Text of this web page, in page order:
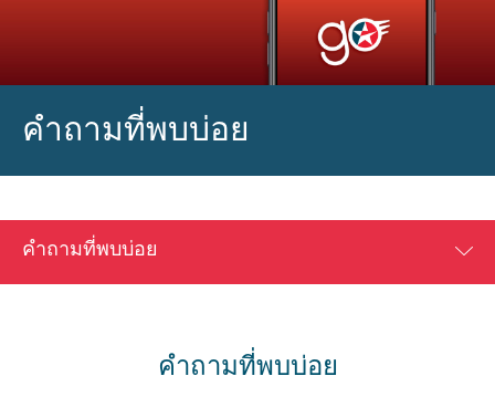
คำถามที่พบบ่อย
คำถามที่พบบ่อย
คำถามที่พบบ่อย